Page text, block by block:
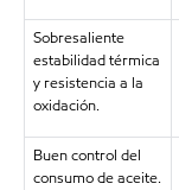
Sobresaliente
estabilidad térmica
y resistencia a la
oxidación.
Buen control del
consumo de aceite.